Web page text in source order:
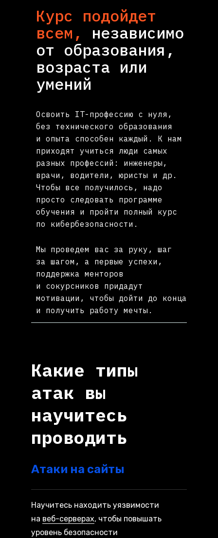
Курс подойдет
всем,
независимо
от образования,
возраста или
умений
Освоить IT-профессию с нуля,
без технического образования
и опыта способен каждый. К нам
приходят учиться люди самых
разных профессий: инженеры,
врачи, водители, юристы и др.
Чтобы все получилось, надо
просто следовать программе
обучения и пройти полный курс
по кибербезопасности.
Мы проведем вас за руку, шаг
за шагом, а первые успехи,
поддержка менторов
и сокурсников придадут
мотивации, чтобы дойти до конца
и получить работу мечты.
Какие типы
атак вы
научитесь
проводить
Атаки на сайты
Научитесь находить уязвимости
на веб-серверах, чтобы повышать
уровень безопасности